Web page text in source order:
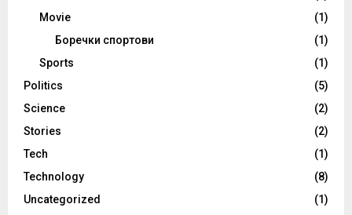
Movie
(1)
Боречки спортови
(1)
Sports
(1)
Politics
(5)
Science
(2)
Stories
(2)
Tech
(1)
Technology
(8)
Uncategorized
(1)